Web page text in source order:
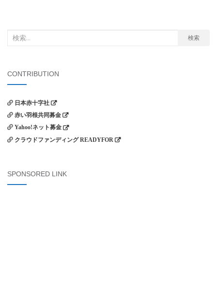
ゲ
シ
ョ
ン
検索
CONTRIBUTION
日本赤十字社
赤い羽根共同募金
Yahoo!ネット募金
クラウドファンディング READYFOR
SPONSORED LINK